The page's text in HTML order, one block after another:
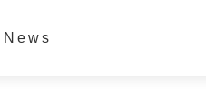
News